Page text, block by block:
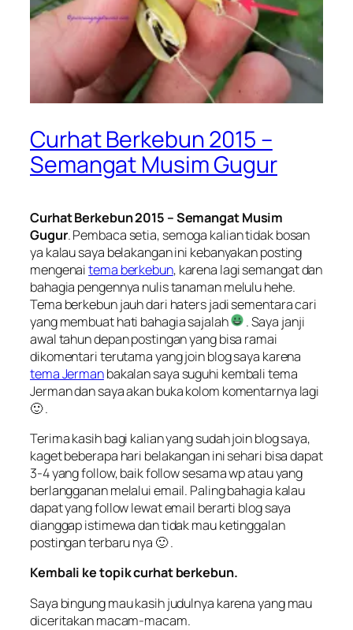
Curhat Berkebun 2015 –
Semangat Musim Gugur
Curhat Berkebun 2015 – Semangat Musim
Gugur. Pembaca setia, semoga kalian tidak bosan
ya kalau saya belakangan ini kebanyakan posting
mengenaitema berkebun, karena lagi semangat dan
bahagia pengennya nulis tanaman melulu hehe.
Tema berkebun jauh dari haters jadi sementara cari
yang membuat hati bahagia sajalah
. Saya janji
awal tahun depan postingan yang bisa ramai
dikomentari terutama yang join blog saya karena
tema Jermanbakalan saya suguhi kembali tema
Jerman dan saya akan buka kolom komentarnya lagi
🙂 .
Terima kasih bagi kalian yang sudah join blog saya,
kaget beberapa hari belakangan ini sehari bisa dapat
3-4 yang follow, baik follow sesama wp atau yang
berlangganan melalui email. Paling bahagia kalau
dapat yang follow lewat email berarti blog saya
dianggap istimewa dan tidak mau ketinggalan
postingan terbaru nya 🙂 .
Kembali ke topik curhat berkebun.
Saya bingung mau kasih judulnya karena yang mau
diceritakan macam-macam.